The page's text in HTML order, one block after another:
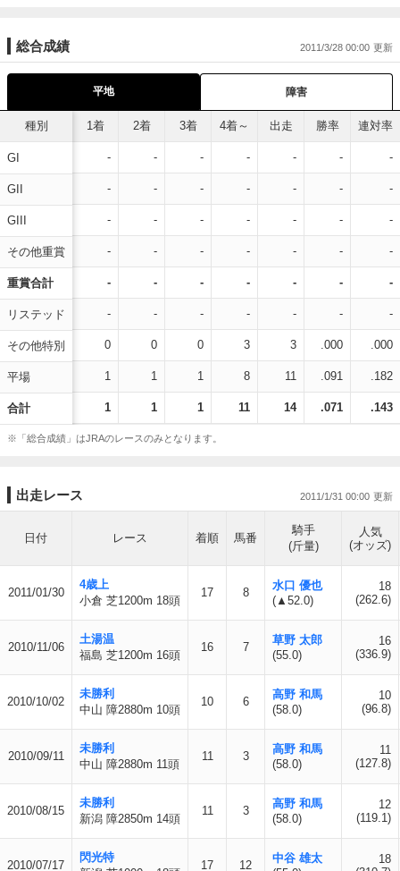
総合成績 2011/3/28 00:00
平地 障害
種別
GI
GII
GIII
その他重賞
重賞合計
リステッド
その他特別
平場
合計
1着 2着 3着 4着～ 出走 勝率 連対率
- - - - - - -
- - - - - - -
- - - - - - -
- - - - - - -
- - - - - - -
- - - - - - -
0 0 0 3 3 .000 .000
1 1 1 8 11 .091 .182
1 1 1 11 14 .071 .143
※「総合成績」はJRAのレースのみとなります。
出走レース 2011/1/31 00:00
日付 レース 着順 馬番
騎手
(斤量)
人気
(オッズ)
2011/01/30
4歳上
小倉 芝1200m 18頭
17 8
水口 優也
(▲52.0)
18
(262.6)
2010/11/06
土湯温
福島 芝1200m 16頭
16 7
草野 太郎
(55.0)
16
(336.9)
2010/10/02
未勝利
中山 障2880m 10頭
10 6
高野 和馬
(58.0)
10
(96.8)
2010/09/11
未勝利
中山 障2880m 11頭
11 3
高野 和馬
(58.0)
11
(127.8)
2010/08/15
未勝利
新潟 障2850m 14頭
11 3
高野 和馬
(58.0)
12
(119.1)
2010/07/17
閃光特
17 12
中谷 雄太
18